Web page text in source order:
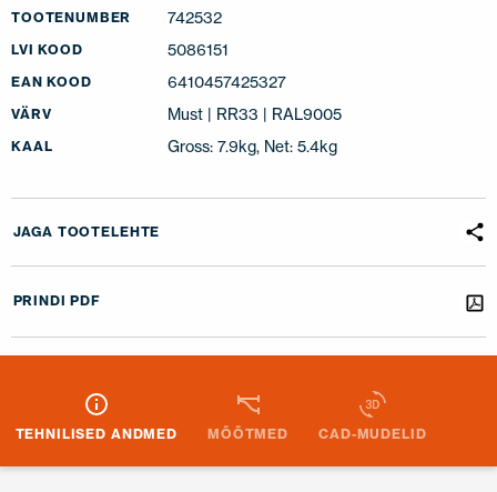
TOOTENUMBER 742532
LVI KOOD 5086151
EAN KOOD 6410457425327
VÄRV Must | RR33 | RAL9005
KAAL Gross: 7.9kg, Net: 5.4kg
JAGA TOOTELEHTE
PRINDI PDF
TEHNILISED ANDMED MÕÕTMED CAD-MUDELID